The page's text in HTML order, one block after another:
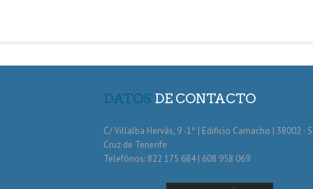
DATOS DE CONTACTO
C/ Villalba Hervás, 9 -1º | Edificio Camacho | 38002 ·
Cruz de Tenerife
Telefónos: 822 175 684 | 608 958 069